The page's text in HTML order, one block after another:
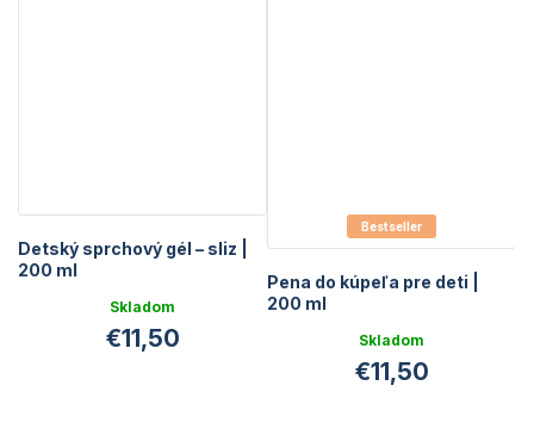
Detský sprchový gél – sliz |
200 ml
Skladom
€11,50
Bestseller
Pena do kúpeľa pre deti |
200 ml
Skladom
€11,50